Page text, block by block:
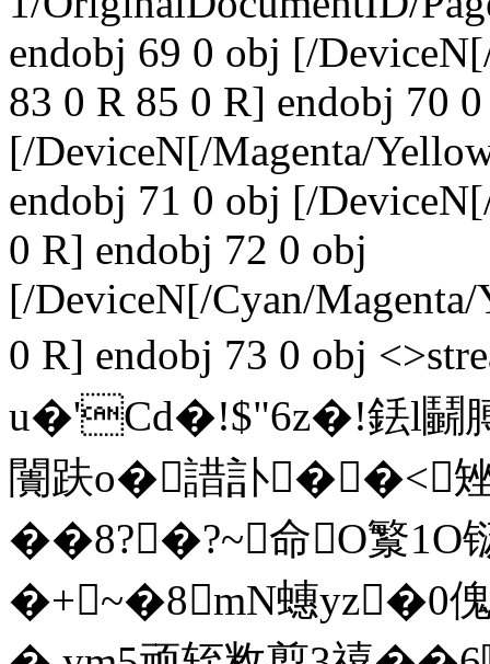
endobj 69 0 obj [/
83 0 R 85 0 R] endobj 70
[/DeviceN[/Magenta/
endobj 71 0 obj [/
0 R] endobj 72 0 obj
[/DeviceN[/Cyan/
0 R] endobj 73 0 obj
u�'Cd�!$"6z�!銩l鬭
闠趺o�諎訃��<
��8?�?~命O瀪1O
�+~�8mN蟪yz�0傀